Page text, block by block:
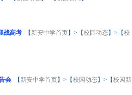
战高考 【 新安中学首页】>【校园动态 】>【校
会 【 新安中学首页】>【校园动态 】>【校园新